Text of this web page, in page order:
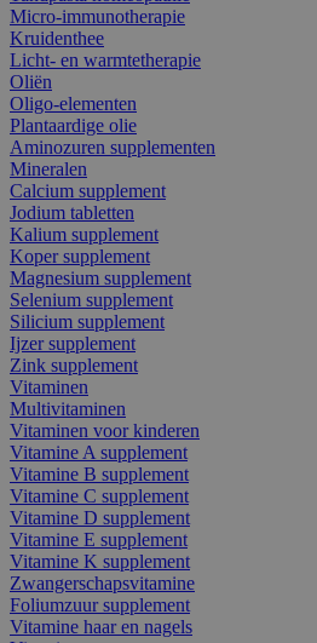
Micro-immunotherapie
Kruidenthee
Licht- en warmtetherapie
Oliën
Oligo-elementen
Plantaardige olie
Aminozuren supplementen
Mineralen
Calcium supplement
Jodium tabletten
Kalium supplement
Koper supplement
Magnesium supplement
Selenium supplement
Silicium supplement
Ijzer supplement
Zink supplement
Vitaminen
Multivitaminen
Vitaminen voor kinderen
Vitamine A supplement
Vitamine B supplement
Vitamine C supplement
Vitamine D supplement
Vitamine E supplement
Vitamine K supplement
Zwangerschapsvitamine
Foliumzuur supplement
Vitamine haar en nagels